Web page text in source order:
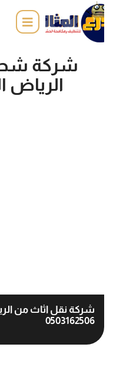
شركة
الرياض
شركة نقل اثاث من
0503162506